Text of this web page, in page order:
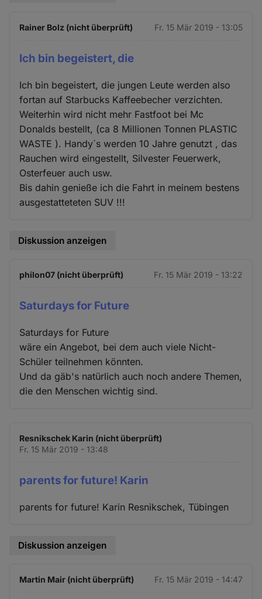
Rainer Bolz (nicht überprüft) Fr. 15 Mär 2019 - 13:05
Ich bin begeistert, die
Ich bin begeistert, die jungen Leute werden also
fortan auf Starbucks Kaffeebecher verzichten.
Weiterhin wird nicht mehr Fastfoot bei Mc
Donalds bestellt, (ca 8 Millionen Tonnen PLASTIC
WASTE ). Handy´s werden 10 Jahre genutzt , das
Rauchen wird eingestellt, Silvester Feuerwerk,
Osterfeuer auch usw.
Bis dahin genieße ich die Fahrt in meinem bestens
ausgestatteteten SUV !!!
Diskussion anzeigen
philon07 (nicht überprüft) Fr. 15 Mär 2019 - 13:22
Saturdays for Future
Saturdays for Future
wäre ein Angebot, bei dem auch viele Nicht-
Schüler teilnehmen könnten.
Und da gäb's natürlich auch noch andere Themen,
die den Menschen wichtig sind.
Resnikschek Karin (nicht überprüft)
Fr. 15 Mär 2019 - 13:48
parents for future! Karin
parents for future! Karin Resnikschek, Tübingen
Diskussion anzeigen
Martin Mair (nicht überprüft) Fr. 15 Mär 2019 - 14:47